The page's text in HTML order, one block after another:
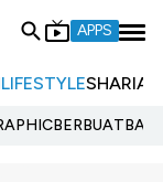
APPS
LIFESTYLESHARIA